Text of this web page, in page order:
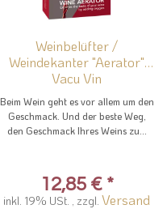
Weinbelüfter /
Weindekanter "Aerator"
Vacu Vin
Beim Wein geht es vor allem um den
Geschmack. Und der beste Weg,
den Geschmack Ihres Weins zu...
12,85 € *
inkl. 19% USt. , zzgl. Versand